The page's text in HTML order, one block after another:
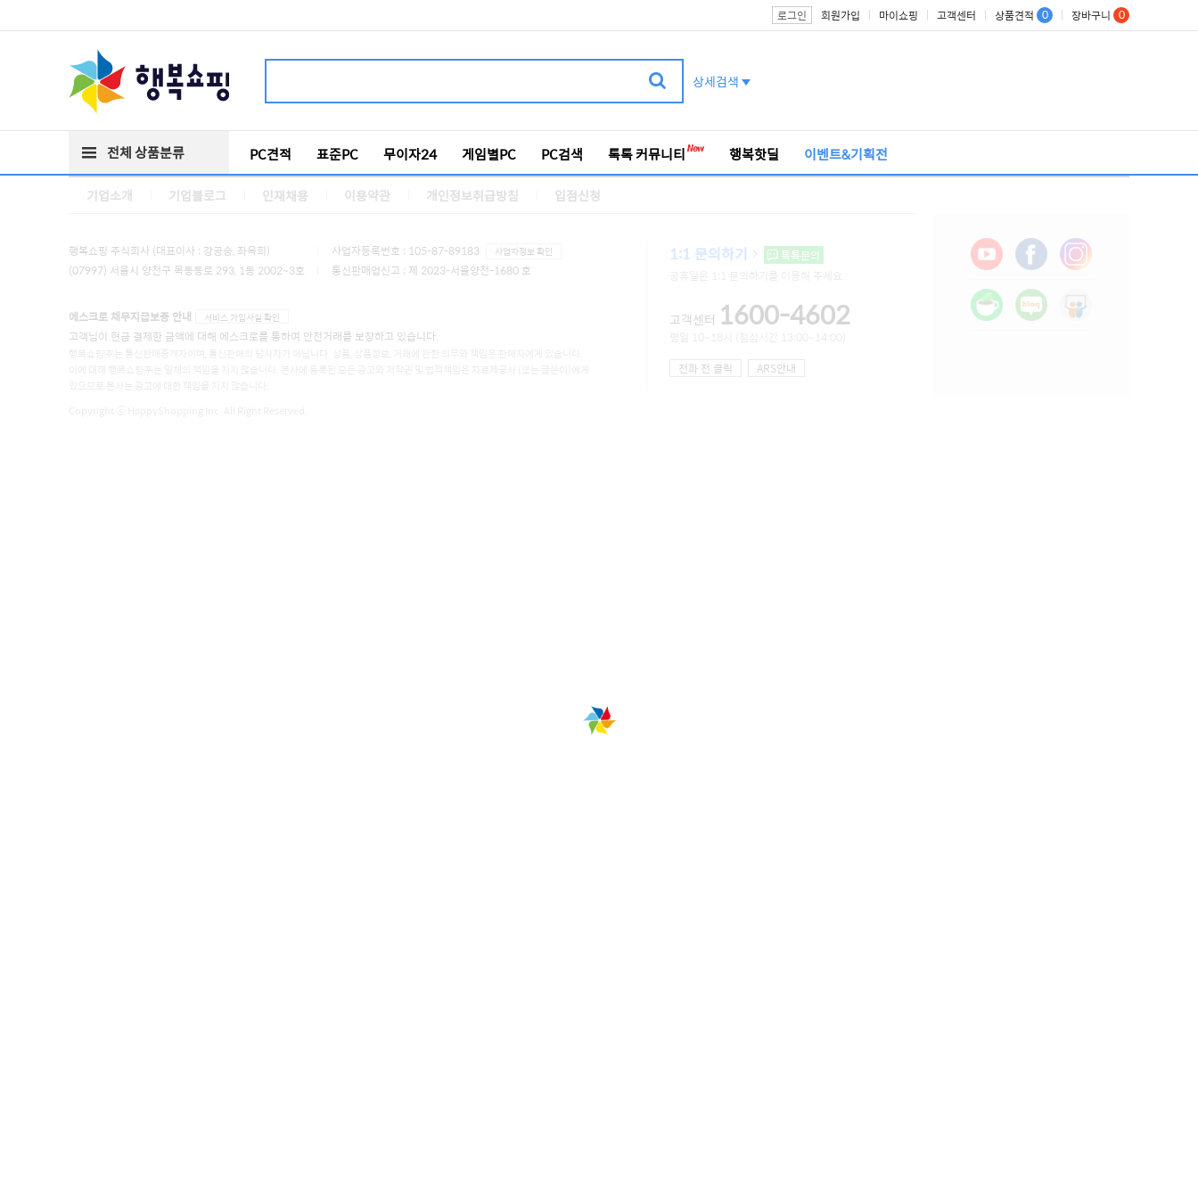
로그인 회원가입 마이쇼핑 고객센터 상품견적 0 장바구니 0
상세검색
전체 상품분류 PC견적 표준PC 무이자24 게임별PC PC검색 톡톡 커뮤니티 행복핫딜 이벤트&기획전
기업소개 기업블로그 인재채용 이용약관 개인정보취급방침 입점신청
행복쇼핑 주식회사 (대표이사 : 강공승, 좌옥희)
(07997) 서울시 양천구 목동동로 293, 1동 2002~3호
사업자등록번호 : 105-87-89183 사업자정보 확인
통신판매업신고 : 제 2023-서울양천-1680 호
에스크로 채무지급보증 안내 서비스 가입사실 확인
고객님이 현금 결제한 금액에 대해 에스크로를 통하여 안전거래를 보장하고 있습니다.
1:1 문의하기
톡톡문의
고객센터 1600-4602
전화 전 클릭
ARS안내